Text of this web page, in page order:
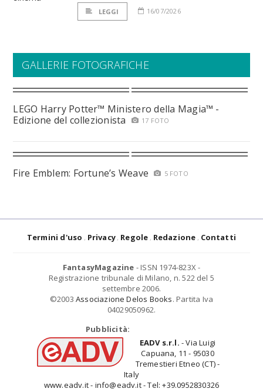
LEGGI 16/07/2026
GALLERIE FOTOGRAFICHE
LEGO Harry Potter™ Ministero della Magia™ -
Edizione del collezionista
17 FOTO
Fire Emblem: Fortune’s Weave 5 FOTO
Termini d'uso Privacy Regole Redazione Contatti
FantasyMagazine - ISSN 1974-823X -
Registrazione tribunale di Milano, n. 522 del 5
settembre 2006.
©2003 Associazione Delos Books. Partita Iva
04029050962.
Pubblicità:
EADV s.r.l. - Via Luigi
Capuana, 11 - 95030
Tremestieri Etneo (CT) -
Italy
www.eadv.it - info@eadv.it - Tel: +39.0952830326